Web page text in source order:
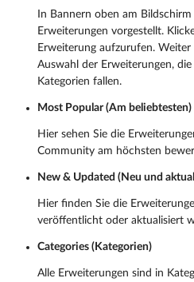
In Bannern oben am
Erweiterungen vorgestellt.
Erweiterung aufzurufen.
Auswahl der Erweiterungen,
Kategorien fallen.
Most Popular (Am beliebtesten)
Hier sehen Sie die
Community am höchsten
New & Updated (Neu und
Hier finden Sie die
veröffentlicht oder aktualisiert
Categories (Kategorien)
Alle Erweiterungen sind in